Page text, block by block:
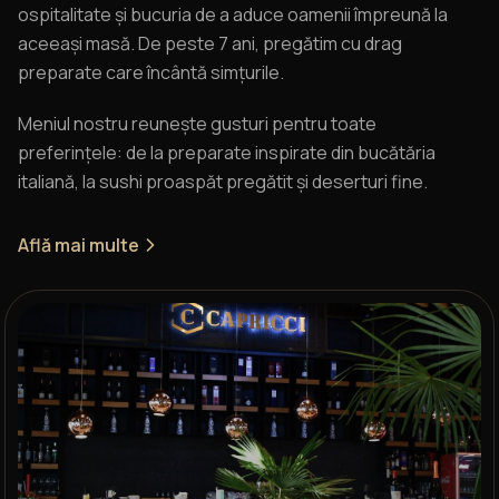
ospitalitate și bucuria de a aduce oamenii împreună la
aceeași masă. De peste 7 ani, pregătim cu drag
preparate care încântă simțurile.
Meniul nostru reunește gusturi pentru toate
preferințele: de la preparate inspirate din bucătăria
italiană, la sushi proaspăt pregătit și deserturi fine.
Află mai multe